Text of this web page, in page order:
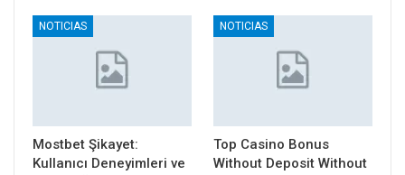
NOTICIAS
Mostbet Şikayet:
Kullanıcı Deneyimleri ve
NOTICIAS
Top Casino Bonus
Without Deposit Without